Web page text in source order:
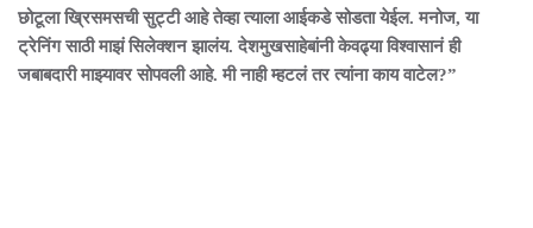
छोटूला ख्रिसमसची सुट्टी आहे तेव्हा त्याला आईकडे सोडता येईल. मनोज, या
ट्रेनिंग साठी माझं सिलेक्शन झालंय. देशमुखसाहेबांनी केवढ्या विश्वासानं ही
जबाबदारी माझ्यावर सोपवली आहे. मी नाही म्हटलं तर त्यांना काय वाटेल?”